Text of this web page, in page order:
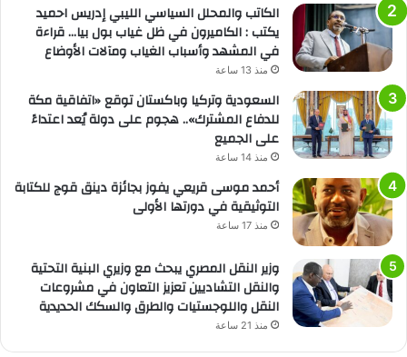
الكاتب والمحلل السياسي الليبي إدريس احميد
يكتب : الكاميرون في ظل غياب بول بيا… قراءة
في المشهد وأسباب الغياب ومآلات الأوضاع
منذ 13 ساعة
السعودية وتركيا وباكستان توقع «اتفاقية مكة
للدفاع المشترك».. هجوم على دولة يُعد اعتداءً
على الجميع
منذ 14 ساعة
أحمد موسى قريعي يفوز بجائزة دينق قوج للكتابة
التوثيقية في دورتها الأولى
منذ 17 ساعة
وزير النقل المصري يبحث مع وزيري البنية التحتية
والنقل التشاديين تعزيز التعاون في مشروعات
النقل واللوجستيات والطرق والسكك الحديدية
منذ 21 ساعة